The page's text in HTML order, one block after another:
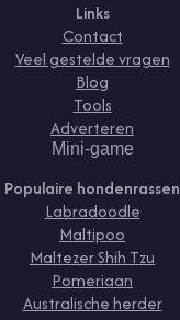
Links
Contact
Veel gestelde vragen
Blog
Tools
Adverteren
Mini-game
Populaire hondenrassen
Labradoodle
Maltipoo
Maltezer Shih Tzu
Pomeriaan
Australische herder